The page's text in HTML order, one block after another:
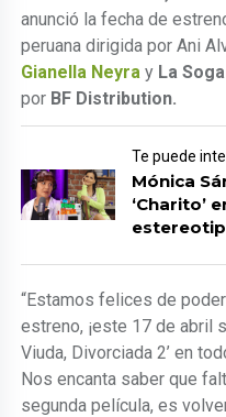
anunció la fecha de
peruana dirigida por Ani
Gianella Neyra y La
por BF Distribution.
Te puede
Mónica
‘Charito’
“Estamos felices de
estreno, ¡este 17 de abril
Viuda, Divorciada 2’ en
Nos encanta saber que
segunda película, es